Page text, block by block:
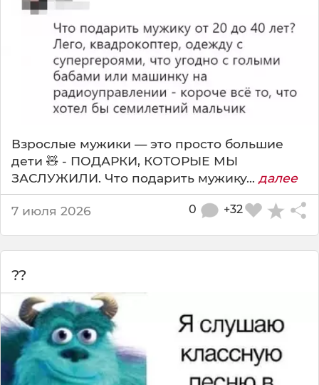
Взрослые мужики — это просто большие
дети 🧸 - ПОДАРКИ, КОТОРЫЕ МЫ
ЗАСЛУЖИЛИ. Что подарить мужику... далее
7 июля 2026 +32
0
??